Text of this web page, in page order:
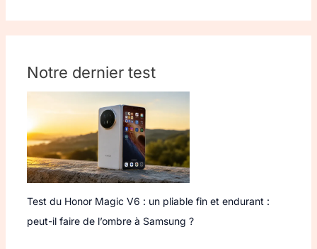
Notre dernier test
Test du Honor Magic V6 : un pliable fin et endurant :
peut-il faire de l’ombre à Samsung ?